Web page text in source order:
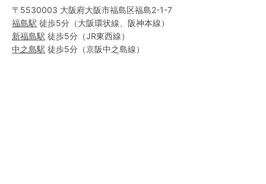
〒5530003 大阪府大阪市福島区福島2-1-7
福島駅 徒歩5分 （大阪環状線 阪神本線）
新福島駅 徒歩5分 （JR東西線）
中之島駅 徒歩5分 （京阪中之島線）